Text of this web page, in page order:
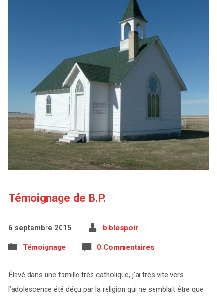
Témoignage de B.P.
6 septembre 2015 biblespoir
Témoignage 0 Commentaires
Élevé dans une famille très catholique, j’ai très vite vers
l’adolescence été déçu par la religion qui ne semblait être que